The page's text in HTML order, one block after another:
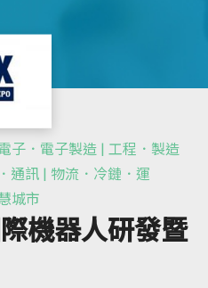
子．電子製造 | 工程．製造
通訊 | 物流．冷鏈．運
城市
機器人研發暨